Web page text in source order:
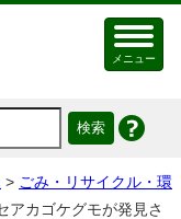
メニュー
> ごみ・リサイクル・環
アカゴケグモが発見さ